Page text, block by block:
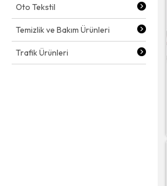
Oto Tekstil
Temizlik ve Bakım Ürünleri
Trafik Ürünleri